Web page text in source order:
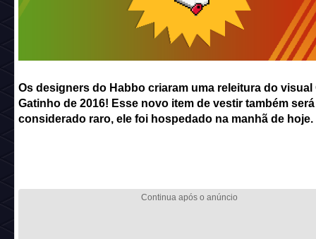
Os designers do Habbo criaram uma releitura do visual
Gatinho de 2016! Esse novo item de vestir também será
considerado raro, ele foi hospedado na manhã de hoje.